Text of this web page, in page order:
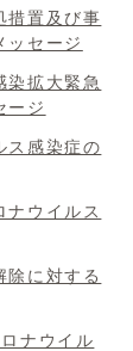
措置及び事
ッセージ
染拡大緊急
ージ
ス感染症の
ナウイルス
除に対する
ナウイル